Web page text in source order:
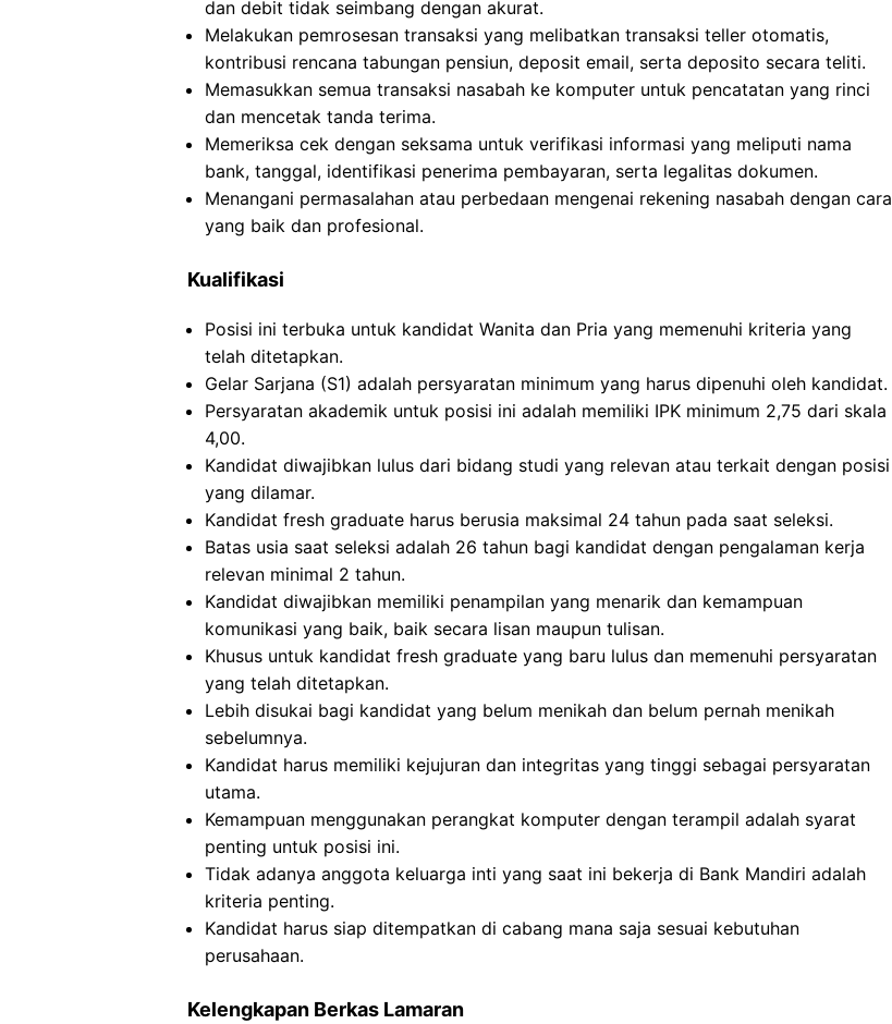
dan debit tidak seimbang dengan akurat.
Melakukan pemrosesan transaksi yang melibatkan transaksi teller otomatis,
kontribusi rencana tabungan pensiun, deposit email, serta deposito secara teliti.
Memasukkan semua transaksi nasabah ke komputer untuk pencatatan yang rinci
dan mencetak tanda terima.
Memeriksa cek dengan seksama untuk verifikasi informasi yang meliputi nama
bank, tanggal, identifikasi penerima pembayaran, serta legalitas dokumen.
Menangani permasalahan atau perbedaan mengenai rekening nasabah dengan cara
yang baik dan profesional.
Kualifikasi
Posisi ini terbuka untuk kandidat Wanita dan Pria yang memenuhi kriteria yang
telah ditetapkan.
Gelar Sarjana (S1) adalah persyaratan minimum yang harus dipenuhi oleh kandidat.
Persyaratan akademik untuk posisi ini adalah memiliki IPK minimum 2,75 dari skala
4,00.
Kandidat diwajibkan lulus dari bidang studi yang relevan atau terkait dengan posisi
yang dilamar.
Kandidat fresh graduate harus berusia maksimal 24 tahun pada saat seleksi.
Batas usia saat seleksi adalah 26 tahun bagi kandidat dengan pengalaman kerja
relevan minimal 2 tahun.
Kandidat diwajibkan memiliki penampilan yang menarik dan kemampuan
komunikasi yang baik, baik secara lisan maupun tulisan.
Khusus untuk kandidat fresh graduate yang baru lulus dan memenuhi persyaratan
yang telah ditetapkan.
Lebih disukai bagi kandidat yang belum menikah dan belum pernah menikah
sebelumnya.
Kandidat harus memiliki kejujuran dan integritas yang tinggi sebagai persyaratan
utama.
Kemampuan menggunakan perangkat komputer dengan terampil adalah syarat
penting untuk posisi ini.
Tidak adanya anggota keluarga inti yang saat ini bekerja di Bank Mandiri adalah
kriteria penting.
Kandidat harus siap ditempatkan di cabang mana saja sesuai kebutuhan
perusahaan.
Kelengkapan Berkas Lamaran